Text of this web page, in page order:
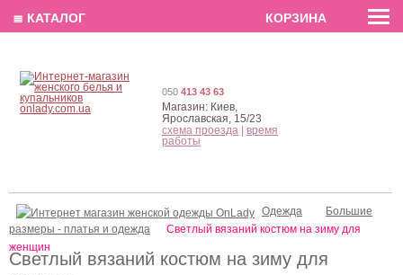
EN РУС
Светлый вязаний костюм на зиму для
Одежда
Большие
размеры - платья и одежда
Светлый вязаний костюм на зиму для
женщин
050 413 43 63
Магазин: Киев,
Ярославская, 15/23
схема проезда
время
работы
≣ КАТАЛОГ КОРЗИНА